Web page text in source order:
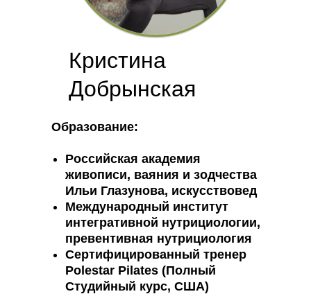
Кристина
Добрынская
Образование:
Российская академия
живописи, ваяния и зодчества
Ильи Глазунова, искусствовед
Международный институт
интегративной нутрициологии,
превентивная нутрициология
Сертифицированный тренер
Polestar Pilates (Полный
Студийный курс, США)